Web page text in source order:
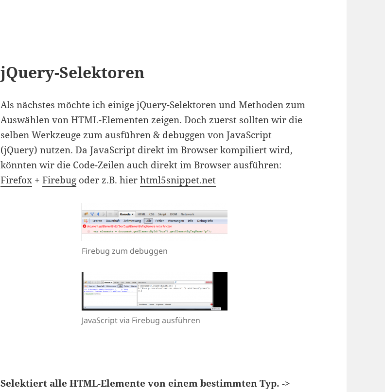
jQuery-Selektoren
Als nächstes möchte ich einige jQuery-Selektoren und Methoden zum
Auswählen von HTML-Elementen zeigen. Doch zuerst sollten wir die
selben Werkzeuge zum ausführen & debuggen von JavaScript
(jQuery) nutzen. Da JavaScript direkt im Browser kompiliert wird,
könnten wir die Code-Zeilen auch direkt im Browser ausführen:
Firefox +Firebug oder z.B. hierhtml5snippet.net
Firebug zum debuggen
JavaScript via Firebug ausführen
Selektiert alle HTML-Elemente von einem bestimmten Typ. ->